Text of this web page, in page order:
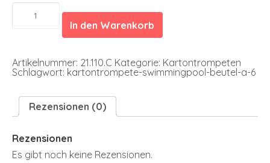
Kartontrompete
Swimmingpool
Beutel
In den Warenkorb
Artikelnummer: 21.110.C Kategorie: Kartontrompeten
Schlagwort: kartontrompete-swimmingpool-beutel-a-6
Rezensionen (0)
Rezensionen
Es gibt noch keine Rezensionen.